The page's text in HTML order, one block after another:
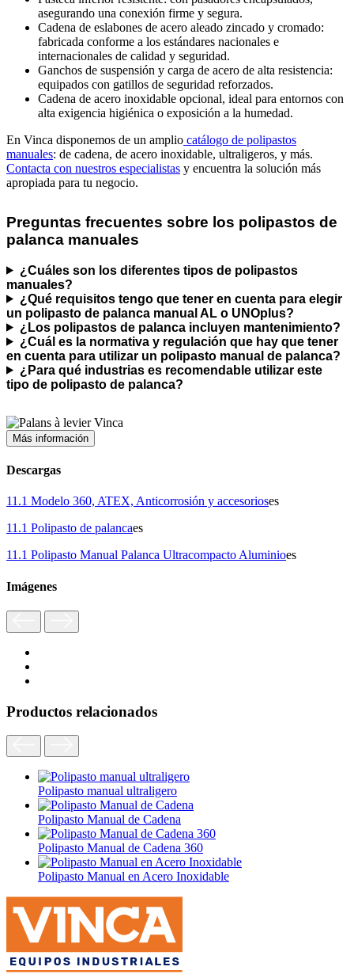
asegurando una conexión firme y segura.
Cadena de eslabones de acero aleado zincado y cromado:
fabricada conforme a los estándares nacionales e
internacionales de calidad y seguridad.
Ganchos de suspensión y carga de acero de alta resistencia:
equipados con gatillos de seguridad reforzados.
Cadena de acero inoxidable opcional, ideal para entornos con
alta exigencia higiénica o exposición a la humedad.
En Vinca disponemos de un amplio catálogo de polipastos
manuales: de cadena, de acero inoxidable, ultraligeros, y más.
Contacta con nuestros especialistas y encuentra la solución más
apropiada para tu negocio.
Preguntas frecuentes sobre los polipastos de
palanca manuales
¿Cuáles son los diferentes tipos de polipastos
manuales?
¿Qué requisitos tengo que tener en cuenta para elegir
un polipasto de palanca manual AL o UNOplus?
¿Los polipastos de palanca incluyen mantenimiento?
¿Cuál es la normativa y regulación que hay que tener
en cuenta para utilizar un polipasto manual de palanca?
¿Para qué industrias es recomendable utilizar este
tipo de polipasto de palanca?
Más información
Descargas
11.1 Modelo 360, ATEX, Anticorrosión y accesorioses
11.1 Polipasto de palancaes
11.1 Polipasto Manual Palanca Ultracompacto Aluminioes
Imágenes
Productos relacionados
Polipasto manual ultraligero
Polipasto Manual de Cadena
Polipasto Manual de Cadena 360
Polipasto Manual en Acero Inoxidable